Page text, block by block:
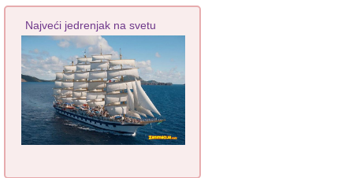
Najveći jedrenjak na svetu